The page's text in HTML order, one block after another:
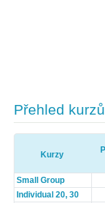
Přehled kurzů
Kurzy
Small Group
Individual 20, 30